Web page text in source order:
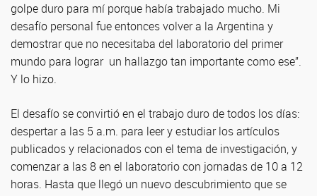
golpe duro para mí porque había trabajado mucho. Mi
desafío personal fue entonces volver a la Argentina y
demostrar que no necesitaba del laboratorio del primer
mundo para lograr un hallazgo tan importante como ese”.
Y lo hizo.
El desafío se convirtió en el trabajo duro de todos los días:
despertar a las 5 a.m. para leer y estudiar los artículos
publicados y relacionados con el tema de investigación, y
comenzar a las 8 en el laboratorio con jornadas de 10 a 12
horas. Hasta que llegó un nuevo descubrimiento que se